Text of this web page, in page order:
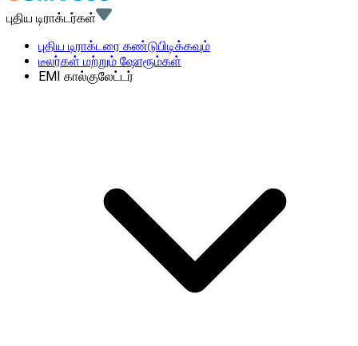
புதிய டிராக்டர்கள்
புதிய டிராக்டரை கண்டுபிடிக்கவும்
டீலர்கள் மற்றும் ஷோரூம்கள்
EMI கால்குலேட்டர்